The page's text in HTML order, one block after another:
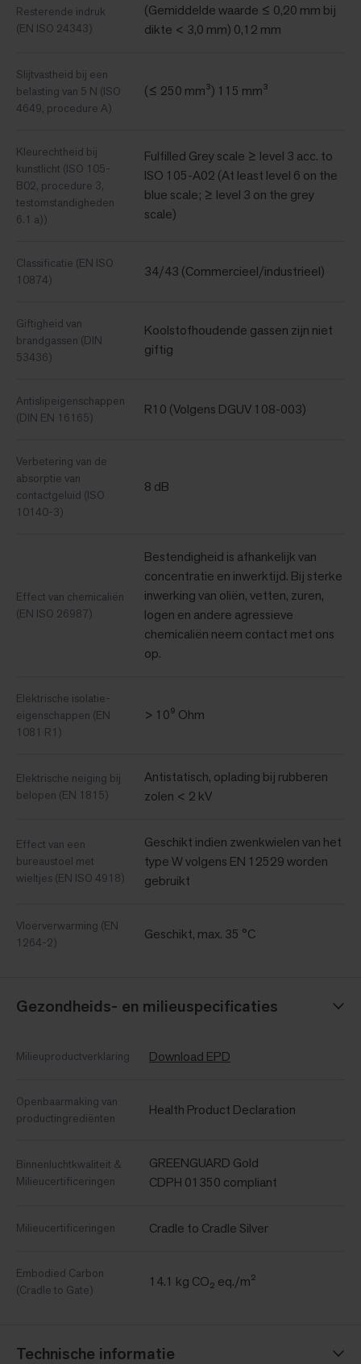
Resterende indruk
(EN ISO 24343)
(Gemiddelde waarde ≤ 0,20 mm bij
dikte < 3,0 mm) 0,12 mm
Slijtvastheid bij een
belasting van 5 N (ISO
4649, procedure A)
(≤ 250 mm³) 115 mm³
Kleurechtheid bij
kunstlicht (ISO 105-
B02, procedure 3,
testomstandigheden
6.1 a))
Fulfilled Grey scale ≥ level 3 acc. to
ISO 105-A02 (At least level 6 on the
blue scale; ≥ level 3 on the grey
scale)
Classificatie (EN ISO
10874)
34/43 (Commercieel/industrieel)
Giftigheid van
brandgassen (DIN
53436)
Koolstofhoudende gassen zijn niet
giftig
Antislipeigenschappen
(DIN EN 16165)
R10 (Volgens DGUV 108-003)
Verbetering van de
absorptie van
contactgeluid (ISO
10140-3)
8 dB
Effect van chemicaliën
(EN ISO 26987)
Bestendigheid is afhankelijk van
concentratie en inwerktijd. Bij sterke
inwerking van oliën, vetten, zuren,
logen en andere agressieve
chemicaliën neem contact met ons
op.
Elektrische isolatie-
eigenschappen (EN
1081 R1)
> 10⁹ Ohm
Elektrische neiging bij
belopen (EN 1815)
Antistatisch, oplading bij rubberen
zolen < 2 kV
Effect van een
bureaustoel met
wieltjes (EN ISO 4918)
Geschikt indien zwenkwielen van het
type W volgens EN 12529 worden
gebruikt
Vloerverwarming (EN
1264-2)
Geschikt, max. 35 °C
Gezondheids- en milieuspecificaties
Milieuproductverklaring Download EPD
Openbaarmaking van
productingrediënten
Health Product Declaration
Binnenluchtkwaliteit &
Milieucertificeringen
GREENGUARD Gold
CDPH 01350 compliant
Milieucertificeringen Cradle to Cradle Silver
Embodied Carbon
(Cradle to Gate)
14.1 kg CO₂ eq./m²
Technische informatie